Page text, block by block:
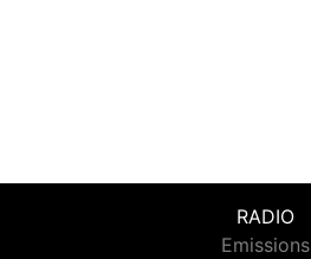
RADIO
Emissions